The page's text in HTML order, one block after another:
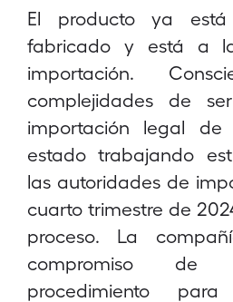
El producto ya está
fabricado y está a
importación.
complejidades de
importación legal de
estado trabajando
las autoridades de
cuarto trimestre de
proceso. La
compromiso de
procedimiento